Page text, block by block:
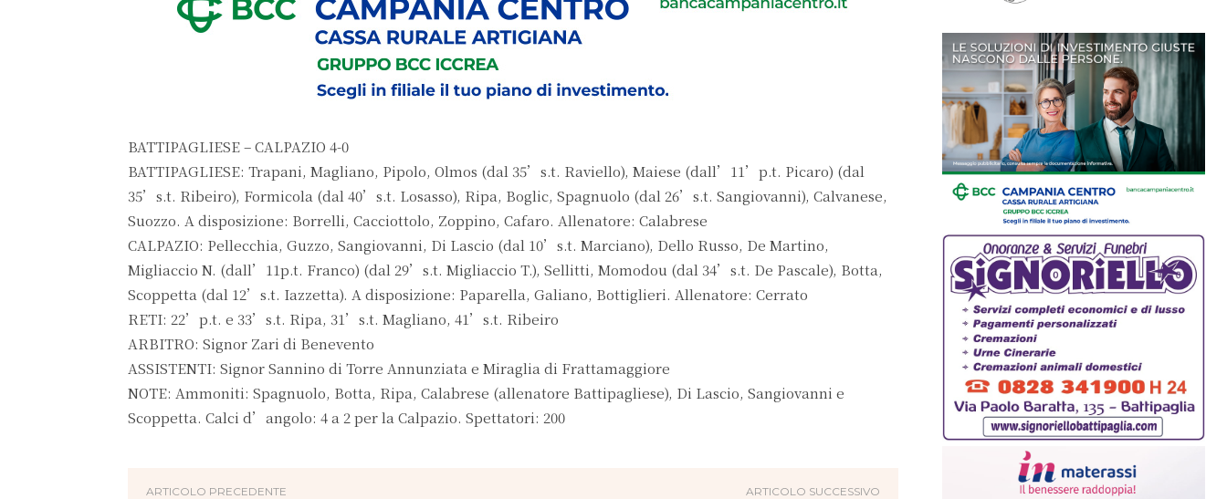
BATTIPAGLIESE – CALPAZIO 4-0
BATTIPAGLIESE: Trapani, Magliano, Pipolo, Olmos (dal 35’s.t. Raviello), Maiese (dall’11’p.t. Picaro) (dal
35’s.t. Ribeiro), Formicola (dal 40’s.t. Losasso), Ripa, Boglic, Spagnuolo (dal 26’s.t. Sangiovanni), Calvanese,
Suozzo. A disposizione: Borrelli, Cacciottolo, Zoppino, Cafaro. Allenatore: Calabrese
CALPAZIO: Pellecchia, Guzzo, Sangiovanni, Di Lascio (dal 10’s.t. Marciano), Dello Russo, De Martino,
Migliaccio N. (dall’11p.t. Franco) (dal 29’s.t. Migliaccio T.), Sellitti, Momodou (dal 34’s.t. De Pascale), Botta,
Scoppetta (dal 12’s.t. Iazzetta). A disposizione: Paparella, Galiano, Bottiglieri. Allenatore: Cerrato
RETI: 22’p.t. e 33’s.t. Ripa, 31’s.t. Magliano, 41’s.t. Ribeiro
ARBITRO: Signor Zari di Benevento
ASSISTENTI: Signor Sannino di Torre Annunziata e Miraglia di Frattamaggiore
NOTE: Ammoniti: Spagnuolo, Botta, Ripa, Calabrese (allenatore Battipagliese), Di Lascio, Sangiovanni e
Scoppetta. Calci d’angolo: 4 a 2 per la Calpazio. Spettatori: 200
ARTICOLO PRECEDENTE ARTICOLO SUCCESSIVO